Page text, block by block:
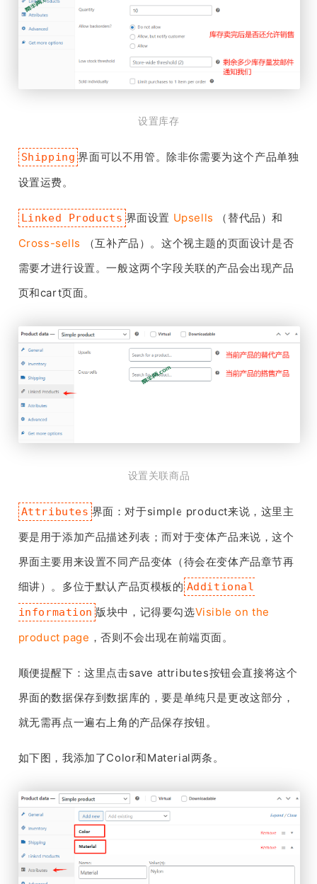
设置库存
Shipping 界面可以不用管。除非你需要为这个产品单独
设置运费。
Linked Products 界面设置 Upsells （替代品）和
Cross-sells
（互补产品）。这个视主题的页面设计是否
需要才进行设置。一般这两个字段关联的产品会出现产品
页和cart页面。
设置关联商品
Attributes 界面：对于simple product来说，这里主
要是用于添加产品描述列表；而对于变体产品来说，这个
界面主要用来设置不同产品变体（待会在变体产品章节再
细讲）。多位于默认产品页模板的 Additional
information 版块中，记得要勾选Visible on the
product page ，否则不会出现在前端页面。
顺便提醒下：这里点击save attributes按钮会直接将这个
界面的数据保存到数据库的，要是单纯只是更改这部分，
就无需再点一遍右上角的产品保存按钮。
如下图，我添加了Color和Material两条。